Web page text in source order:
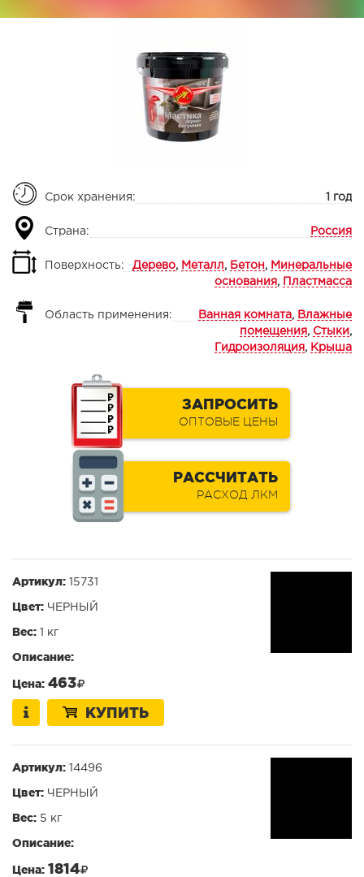
Срок хранения: 1 год
Страна: Россия
Поверхность: Дерево, Металл , Бетон , Минеральные
основания , Пластмасса
Область применения: Ванная комната, Влажные
помещения , Стыки ,
Гидроизоляция , Крыша
ЗАПРОСИТЬ
ОПТОВЫЕ ЦЕНЫ
РАССЧИТАТЬ
РАСХОД ЛКМ
Артикул: 15731
Цвет: ЧЕРНЫЙ
Вес: 1 кг
Описание:
Цена: 463
КУПИТЬ
Артикул: 14496
Цвет: ЧЕРНЫЙ
Вес: 5 кг
Описание:
Цена: 1814